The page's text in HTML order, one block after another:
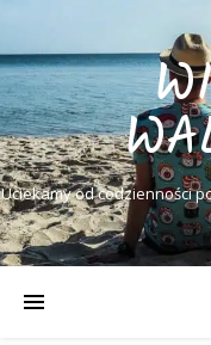
Uciekamy od codzienności